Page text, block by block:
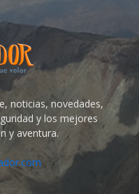
noticias, novedades,
y los mejores
y aventura.